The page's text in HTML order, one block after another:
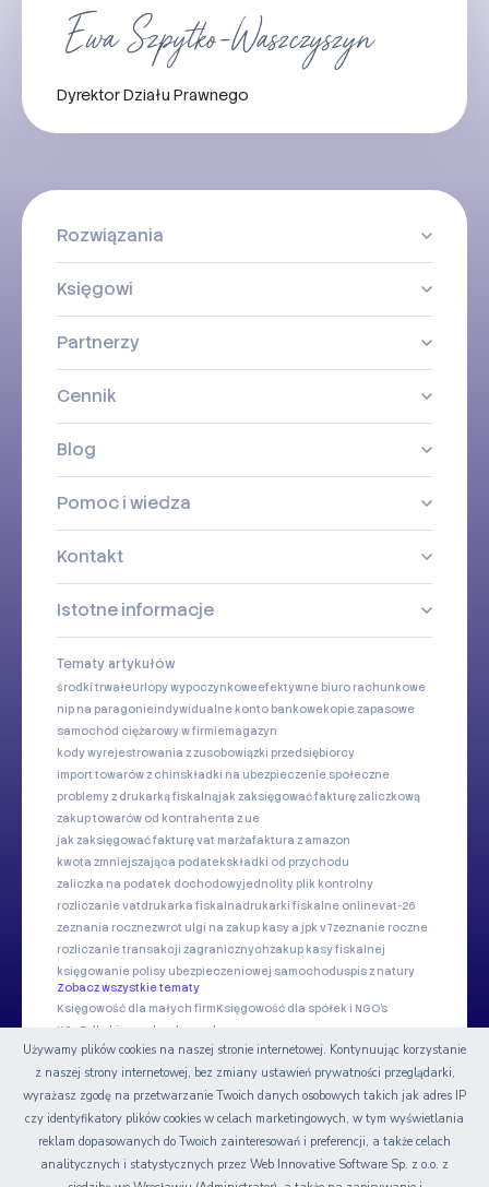
Dyrektor Działu Prawnego
Rozwiązania
Księgowi
Partnerzy
Cennik
Blog
Pomoc i wiedza
Kontakt
Istotne informacje
Tematy artykułów
środki trwałeUrlopy wypoczynkoweefektywne biuro rachunkowe
nip na paragonieindywidualne konto bankowekopie zapasowe
samochód ciężarowy w firmiemagazyn
kody wyrejestrowania z zusobowiązki przedsiębiorcy
import towarów z chinskładki na ubezpieczenie społeczne
problemy z drukarką fiskalnąjak zaksięgować fakturę zaliczkową
zakup towarów od kontrahenta z ue
jak zaksięgować fakturę vat marżafaktura z amazon
kwota zmniejszająca podatekskładki od przychodu
zaliczka na podatek dochodowyjednolity plik kontrolny
rozliczanie vatdrukarka fiskalnadrukarki fiskalne onlinevat-26
zeznania rocznezwrot ulgi na zakup kasy a jpk v7zeznanie roczne
rozliczanie transakcji zagranicznychzakup kasy fiskalnej
księgowanie polisy ubezpieczeniowej samochoduspis z natury
Zobacz wszystkie tematy
Księgowość dla małych firmKsięgowość dla spółek i NGO's
KSeF dla biur rachunkowych
Nasze serwisy
Certyfikat
Używamy plików cookies na naszej stronie internetowej. Kontynuując korzystanie
z naszej strony internetowej, bez zmiany ustawień prywatności przeglądarki,
wyrażasz zgodę na przetwarzanie Twoich danych osobowych takich jak adres IP
czy identyfikatory plików cookies w celach marketingowych, w tym wyświetlania
reklam dopasowanych do Twoich zainteresowań i preferencji, a także celach
analitycznych i statystycznych przez Web Innovative Software Sp. z o.o. z